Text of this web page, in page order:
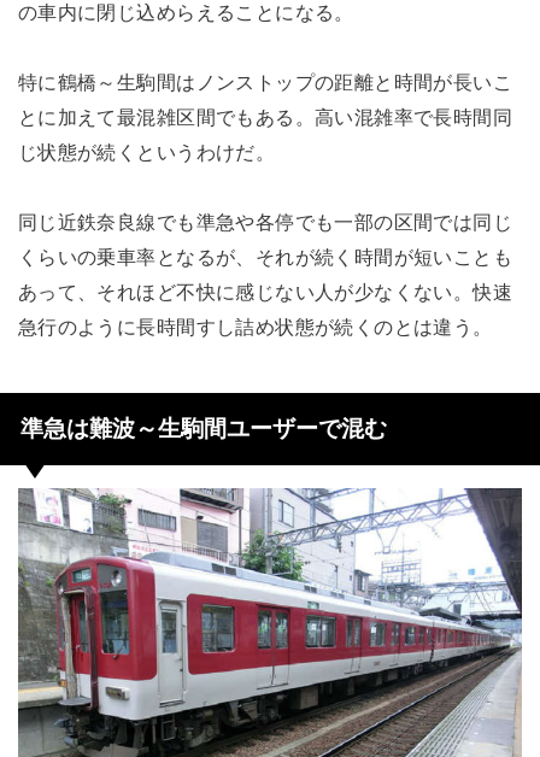
の車内に閉じ込めらえることになる。
特に鶴橋～生駒間はノンストップの距離と時間が長いこ
とに加えて最混雑区間でもある。高い混雑率で長時間同
じ状態が続くというわけだ。
同じ近鉄奈良線でも準急や各停でも一部の区間では同じ
くらいの乗車率となるが、それが続く時間が短いことも
あって、それほど不快に感じない人が少なくない。快速
急行のように長時間すし詰め状態が続くのとは違う。
準急は難波～生駒間ユーザーで混む